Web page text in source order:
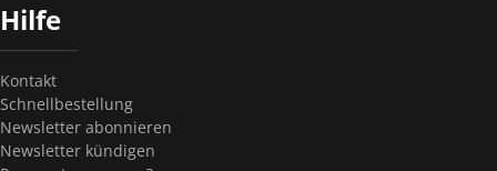
Hilfe
Kontakt
Schnellbestellung
Newsletter abonnieren
Newsletter kündigen